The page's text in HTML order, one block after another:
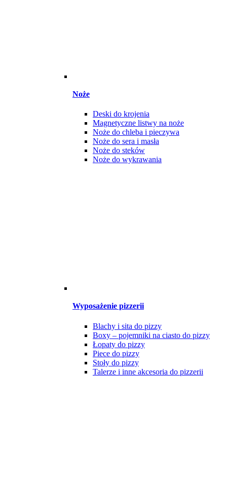
Noże
Deski do krojenia
Magnetyczne listwy na noże
Noże do chleba i pieczywa
Noże do sera i masła
Noże do steków
Noże do wykrawania
Wyposażenie pizzerii
Blachy i sita do pizzy
Boxy – pojemniki na ciasto do pizzy
Łopaty do pizzy
Piece do pizzy
Stoły do pizzy
Talerze i inne akcesoria do pizzerii